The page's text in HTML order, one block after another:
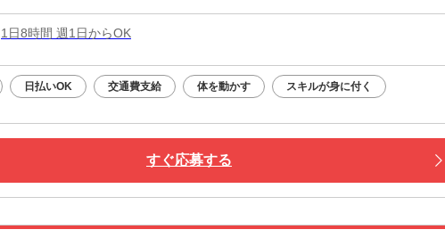
1日8時間 週1日からOK
日払いOK 交通費支給 体を動かす スキルが身に付く
すぐ応募する